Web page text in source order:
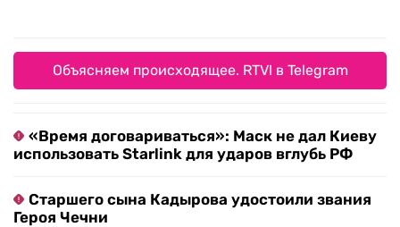
Объясняем происходящее. RTVI в Telegram
«Время договариваться»: Маск не дал Киеву
использовать Starlink для ударов вглубь РФ
Старшего сына Кадырова удостоили звания
Героя Чечни